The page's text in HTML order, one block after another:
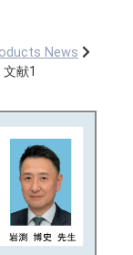
News
献1